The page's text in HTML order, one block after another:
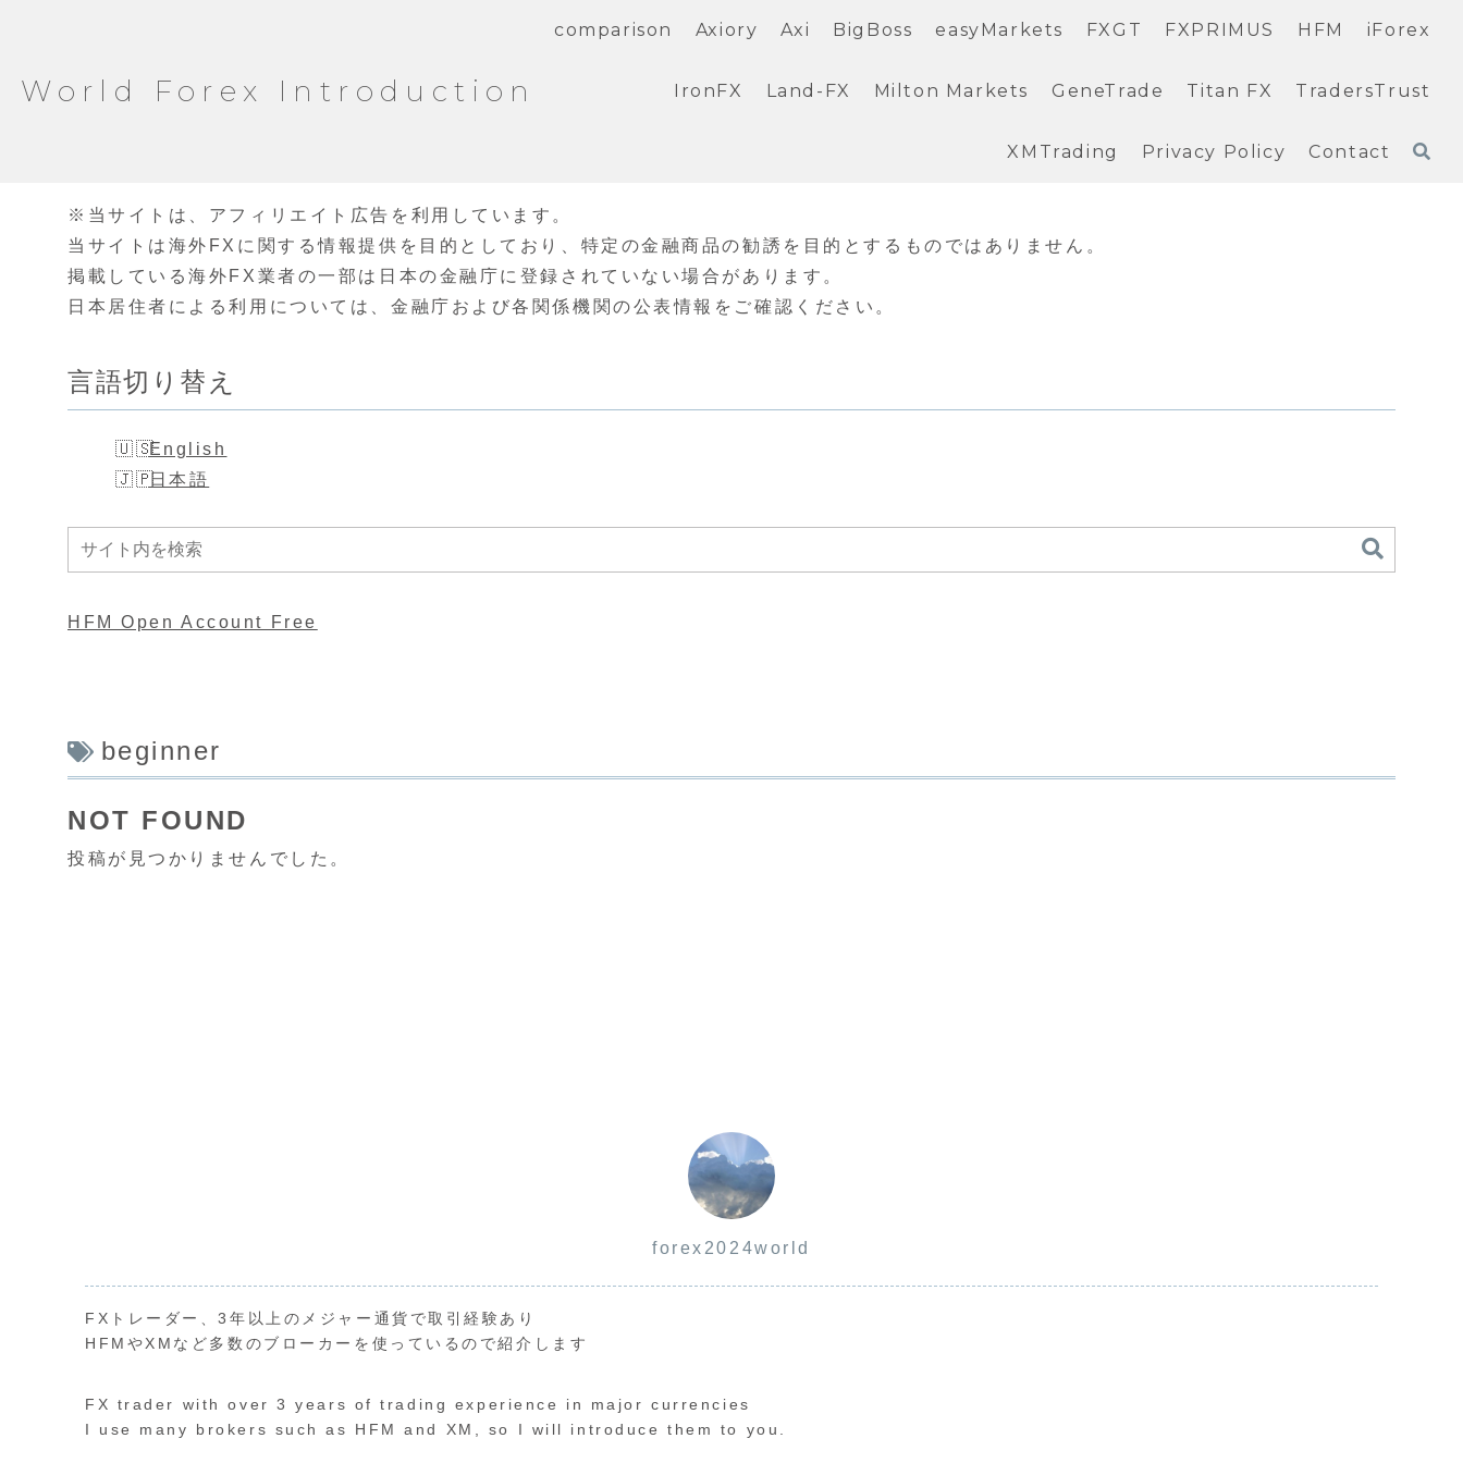
World Forex Introduction
comparison Axiory Axi BigBoss easyMarkets FXGT FXPRIMUS HFM iForex
IronFX Land-FX Milton Markets GeneTrade Titan FX TradersTrust
XMTrading Privacy Policy Contact
※当サイトは、アフィリエイト広告を利用しています。
当サイトは海外FXに関する情報提供を目的としており、特定の金融商品の勧誘を目的とするものではありません。
掲載している海外FX業者の一部は日本の金融庁に登録されていない場合があります。
日本居住者による利用については、金融庁および各関係機関の公表情報をご確認ください。
言語切り替え
English
日本語
HFM Open Account Free
beginner
NOT FOUND
投稿が見つかりませんでした。
forex2024world
FXトレーダー、3年以上のメジャー通貨で取引経験あり
HFMやXMなど多数のブローカーを使っているので紹介します
FX trader with over 3 years of trading experience in major currencies
I use many brokers such as HFM and XM, so I will introduce them to you.